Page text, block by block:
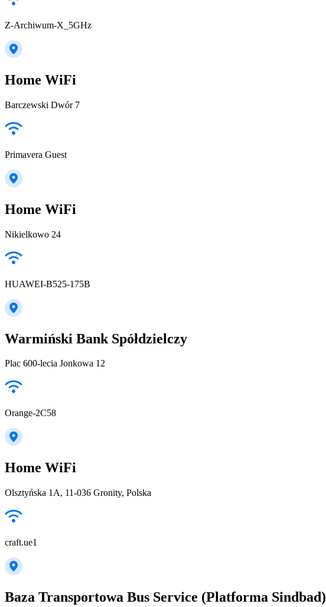
Z-Archiwum-X_5GHz
Home WiFi
Barczewski Dwór 7
Primavera Guest
Home WiFi
Nikielkowo 24
HUAWEI-B525-175B
Warmiński Bank Spółdzielczy
Plac 600-lecia Jonkowa 12
Orange-2C58
Home WiFi
Olsztyńska 1A, 11-036 Gronity, Polska
craft.ue1
Baza Transportowa Bus Service (Platforma Sindbad)